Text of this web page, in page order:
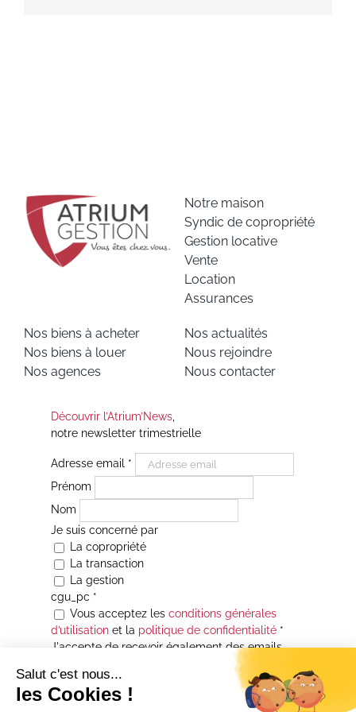
Notre maison
Syndic de copropriété
Gestion locative
Vente
Location
Assurances
Nos biens à acheter
Nos biens à louer
Nos agences
Nos actualités
Nous rejoindre
Nous contacter
Découvrir l’Atrium’News,
notre newsletter trimestrielle
Adresse email *
Prénom
Nom
Je suis concerné par
La copropriété
La transaction
La gestion
cgu_pc *
Vous acceptez les conditions générales
d’utilisationet la politique de confidentialité*
J'accepte de recevoir également des emails
Je souhaite être informé(e) de toutes les
actualités immobilières des agences de la
Maison Atrium Gestion. À tout moment, vous